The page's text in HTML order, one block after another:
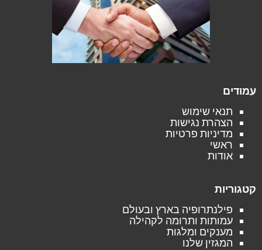
עמודים
תנאי שימוש
הצהרת נגישות
מדיניות פרטיות
ראשי
אודות
קטגוריות
פילנתרופיה בארץ ובעולם
עמותות ותרומה לקהילה
מענקים ומלגות
המגזין שלנו